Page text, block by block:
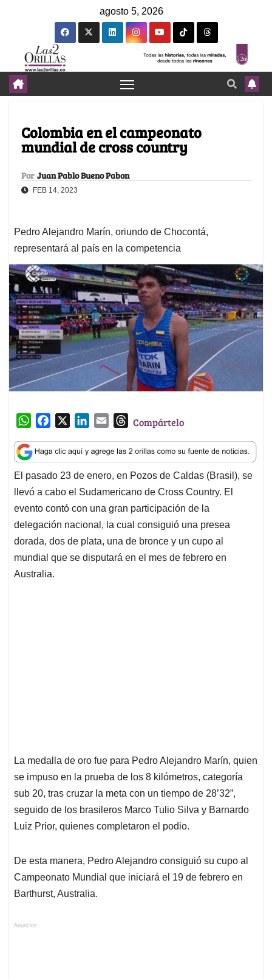
agosto 5, 2026
Colombia en el campeonato
mundial de cross country
Por Juan Pablo Bueno Pabon
FEB 14, 2023
Pedro Alejandro Marín, oriundo de Chocontá,
representará al país en la competencia
W
a
t
s
A
p
p
c
e
b
o
o
k
n
k
e
d
I
n
a
i
l
T
r
e
a
d
s
Compártelo
El pasado 23 de enero, en Pozos de Caldas (Brasil), se
llevó a cabo el Sudamericano de Cross Country. El
evento contó con una gran participación de la
delegación nacional, la cual consiguió una presea
dorada, dos de plata, una de bronce y un cupo al
mundial que se disputará en el mes de febrero en
Australia.
La medalla de oro fue para Pedro Alejandro Marín, quien
se impuso en la prueba de los 8 kilómetros, categoría
sub 20, tras cruzar la meta con un tiempo de 28’32”,
seguido de los brasileros Marco Tulio Silva y Barnardo
Luiz Prior, quienes completaron el podio.
De esta manera, Pedro Alejandro consiguió su cupo al
Campeonato Mundial que iniciará el 19 de febrero en
Barthurst, Australia.
Anuncios.